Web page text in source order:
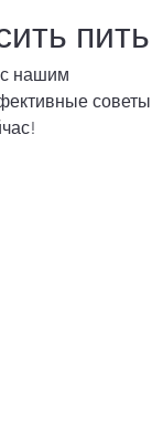
пить
с нашим
советы